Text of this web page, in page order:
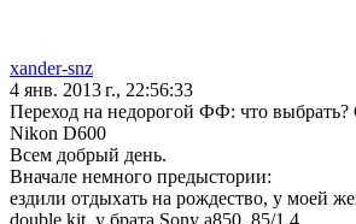
xander-snz
4 янв. 2013 г., 22:56:33
Переход на недорогой ФФ: что выбрать?
Nikon D600
Всем добрый день.
Вначале немного предыстории:
ездили отдыхать на рождество, у моей